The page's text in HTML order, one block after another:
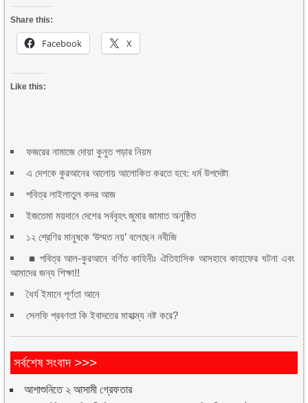
Share this:
Facebook X
Like this:
ফজরের নামাজে দোয়া কুনুত পড়ার নিয়ম
এ দেশকে কুরআনের আলোয় আলোকিত করতে হবে: ধর্ম উপদেষ্টা
পবিত্র লাইলাতুল কদর আজ
ইজতেমা ময়দানে দেশের সর্ববৃহৎ জুমার জামাত অনুষ্ঠিত
১২ শ্রেণির মানুষকে ‘উম্মত নয়’ বলেছেন নবীজি
■ পবিত্র আল-কুরআনে বর্ণিত কাহিনীঃ ঐতিহাসিক আসহাবে কাহাফের ঘটনা এবং
আমাদের জন্য শিক্ষা!!
ধৈর্য ইমানে পূর্ণতা আনে
সেলফি প্রবণতা কি ইবাদতের মাহাত্ম্য নষ্ট করে?
সর্বশেষ সংবাদ >>>
আশাশুনিতে ২ আসামী গ্রেফতার